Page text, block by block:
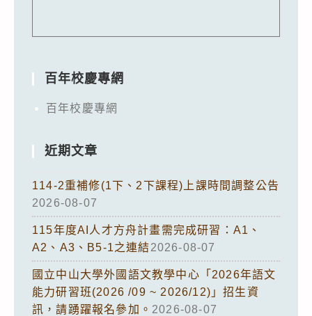
百年校慶專網
百年校慶專網
近期文章
114-2重補修(1下、2下課程)上課時間調整公告
2026-08-07
115年度AI人才方舟計畫需完成研習：A1、
A2、A3、B5-1之連結2026-08-07
國立中山大學外國語文教學中心「2026年語文
能力研習班(2026 /09 ~ 2026/12)」招生資
訊，請踴躍報名參加。 2026-08-07